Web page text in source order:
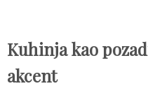
Kuhinja kao
akcent